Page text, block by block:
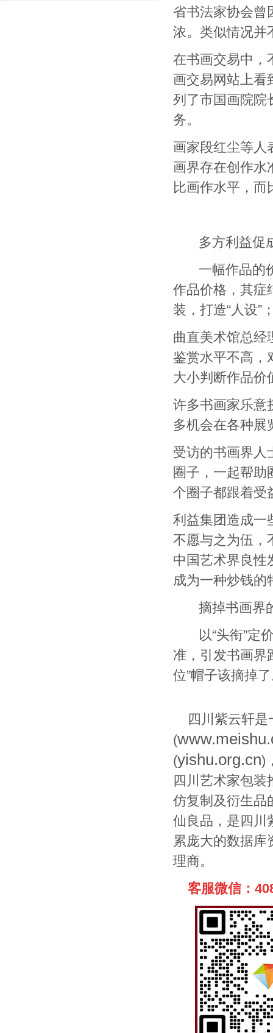
省书法家协会曾
浓。类似情况并
在书画交易中，
画交易网站上看
列了市国画院院
务。
画家段红尘等人
画界存在创作水
比画作水平，而
多方利益促成
一幅作品的价
作品价格，其症
装，打造“人设”
曲直美术馆总经
鉴赏水平不高，
大小判断作品价
许多书画家乐意
多机会在各种展
受访的书画界人
圈子，一起帮
个圈子都跟着受
利益集团造成一
不愿与之为伍，
中国艺术界良性
成为一种炒钱的
摘掉书画界的
以“头衔”定价
准，引发书画界
位”帽子该摘掉
四川紫云轩
(
(yishu.org.cn)
四川 艺术家包装
仿复制及衍生品
仙良品，是四川
累庞大的数据库
理商。
客服微信：